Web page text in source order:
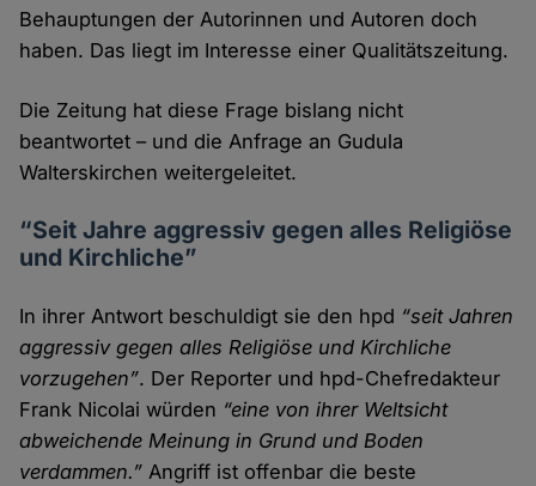
Behauptungen der Autorinnen und Autoren doch
haben. Das liegt im Interesse einer Qualitäts­zeitung.
Die Zeitung hat diese Frage bislang nicht
beantwortet – und die Anfrage an Gudula
Walterskirchen weitergeleitet.
“Seit Jahre aggressiv gegen alles Religiöse
und Kirchliche”
In ihrer Antwort beschuldigt sie den hpd “seit Jahren
aggressiv gegen alles Religiöse und Kirchliche
vorzu­gehen”. Der Reporter und hpd-Chef­redakteur
Frank Nicolai würden “eine von ihrer Welt­sicht
abweichende Meinung in Grund und Boden
verdammen.” Angriff ist offenbar die beste